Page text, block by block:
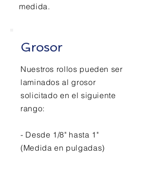
medida.
Grosor
Nuestros rollos pueden ser
laminados al grosor
solicitado en el siguiente
rango:
- Desde 1/8" hasta 1"
(Medida en pulgadas)